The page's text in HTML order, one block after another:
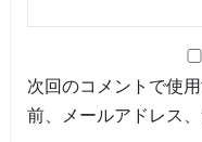
次回のコメントで使
前、メールアドレス